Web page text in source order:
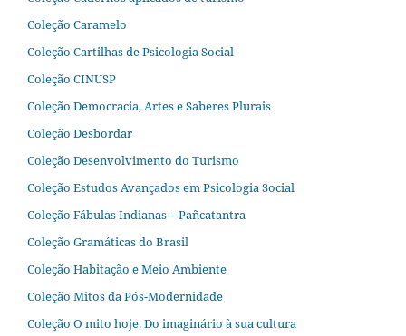
Coleção Caramelo
Coleção Cartilhas de Psicologia Social
Coleção CINUSP
Coleção Democracia, Artes e Saberes Plurais
Coleção Desbordar
Coleção Desenvolvimento do Turismo
Coleção Estudos Avançados em Psicologia Social
Coleção Fábulas Indianas – Pañcatantra
Coleção Gramáticas do Brasil
Coleção Habitação e Meio Ambiente
Coleção Mitos da Pós-Modernidade
Coleção O mito hoje. Do imaginário à sua cultura